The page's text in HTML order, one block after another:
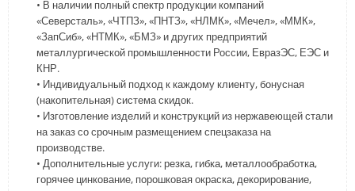
• В наличии полный спектр продукции компаний
«Северсталь», «ЧТПЗ», «ПНТЗ», «НЛМК», «Мечел», «ММК»,
«ЗапСиб», «НТМК», «БМЗ» и других предприятий
металлургической промышленности России, ЕвразЭС, ЕЭС и
КНР.
• Индивидуальный подход к каждому клиенту, бонусная
(накопительная) система скидок.
• Изготовление изделий и конструкций из нержавеющей стали
на заказ со срочным размещением спецзаказа на
производстве.
• Дополнительные услуги: резка, гибка, металлообработка,
горячее цинкование, порошковая окраска, декорирование,